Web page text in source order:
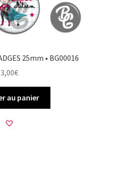
25mm • BG00016
3,00€
au panier